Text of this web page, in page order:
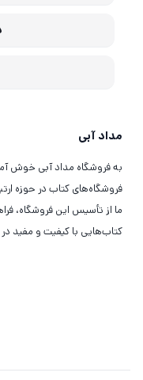
مداد آبی
به فروشگاه مداد آبی خوش
فروشگاه‌های کتاب در حوزه
ما از تأسیس این فروشگاه،
کتاب‌هایی با کیفیت و مفید